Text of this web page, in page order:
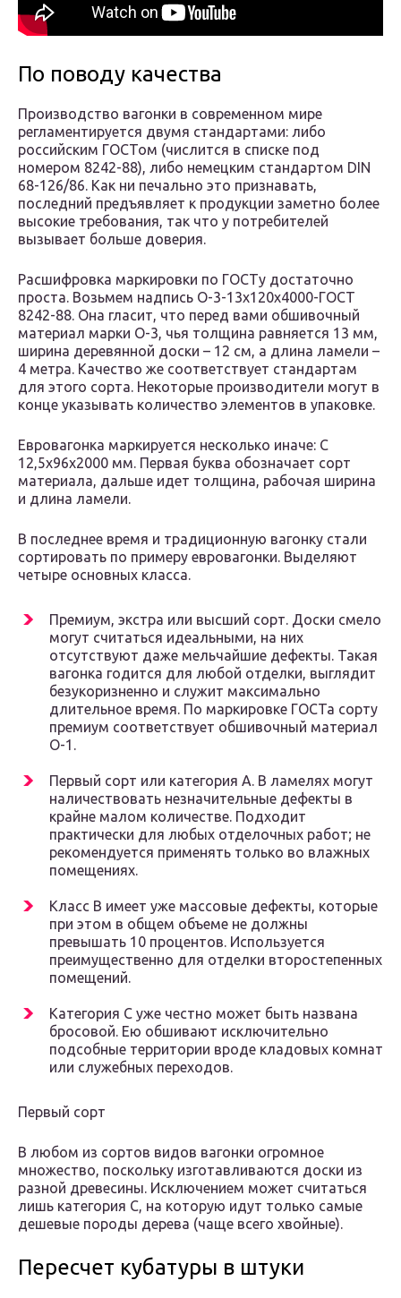
По поводу качества
Производство вагонки в современном мире
регламентируется двумя стандартами: либо
российским ГОСТом (числится в списке под
номером 8242-88), либо немецким стандартом DIN
68-126/86. Как ни печально это признавать,
последний предъявляет к продукции заметно более
высокие требования, так что у потребителей
вызывает больше доверия.
Расшифровка маркировки по ГОСТу достаточно
проста. Возьмем надпись О-3-13x120x4000-ГОСТ
8242-88. Она гласит, что перед вами обшивочный
материал марки О-3, чья толщина равняется 13 мм,
ширина деревянной доски – 12 см, а длина ламели –
4 метра. Качество же соответствует стандартам
для этого сорта. Некоторые производители могут в
конце указывать количество элементов в упаковке.
Евровагонка маркируется несколько иначе: C
12,5x96x2000 мм. Первая буква обозначает сорт
материала, дальше идет толщина, рабочая ширина
и длина ламели.
В последнее время и традиционную вагонку стали
сортировать по примеру евровагонки. Выделяют
четыре основных класса.
Премиум, экстра или высший сорт. Доски смело
могут считаться идеальными, на них
отсутствуют даже мельчайшие дефекты. Такая
вагонка годится для любой отделки, выглядит
безукоризненно и служит максимально
длительное время. По маркировке ГОСТа сорту
премиум соответствует обшивочный материал
О-1.
Первый сорт или категория А. В ламелях могут
наличествовать незначительные дефекты в
крайне малом количестве. Подходит
практически для любых отделочных работ; не
рекомендуется применять только во влажных
помещениях.
Класс В имеет уже массовые дефекты, которые
при этом в общем объеме не должны
превышать 10 процентов. Используется
преимущественно для отделки второстепенных
помещений.
Категория С уже честно может быть названа
бросовой. Ею обшивают исключительно
подсобные территории вроде кладовых комнат
или служебных переходов.
Первый сорт
В любом из сортов видов вагонки огромное
множество, поскольку изготавливаются доски из
разной древесины. Исключением может считаться
лишь категория С, на которую идут только самые
дешевые породы дерева (чаще всего хвойные).
Пересчет кубатуры в штуки